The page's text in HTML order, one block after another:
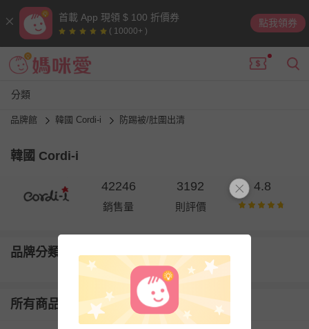
首載 App 現領 $ 100 折價券
( 10000+ )
點我領券
分類
品牌館 韓國 Cordi-i 防踢被/肚圍出清
韓國 Cordi-i
42246
銷售量
3192
則評價
4.8
品牌分類
所有商品